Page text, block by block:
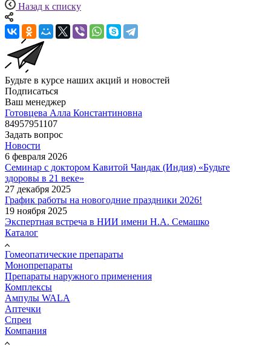
Назад к списку
Будьте в курсе наших акций и новостей
Подписаться
Ваш менеджер
Готовцева Алла Константиновна
84957951107
Задать вопрос
Новости
6 февраля 2026
Семинар с доктором Кавитой Чандак (Индия) «Будьте
здоровы в 21 веке»
27 декабря 2025
График работы на новогодние праздники 2026!
19 ноября 2025
Экспертная встреча в НИИ имени Н.А. Семашко
Каталог
Гомеопатические препараты
Монопрепараты
Препараты наружного применения
Комплексы
Ампулы WALA
Аптечки
Спреи
Компания